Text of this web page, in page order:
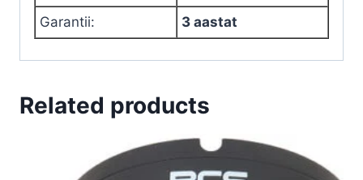
Garantii: 3 aastat
Related products